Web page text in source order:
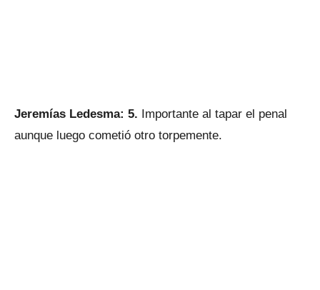
Jeremías Ledesma: 5. Importante al tapar el penal
aunque luego cometió otro torpemente.